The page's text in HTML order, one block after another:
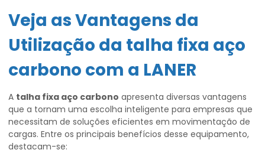
Veja as Vantagens da
Utilização da talha fixa aço
carbono com a LANER
A talha fixa aço carbono apresenta diversas vantagens
que a tornam uma escolha inteligente para empresas que
necessitam de soluções eficientes em movimentação de
cargas. Entre os principais benefícios desse equipamento,
destacam-se: